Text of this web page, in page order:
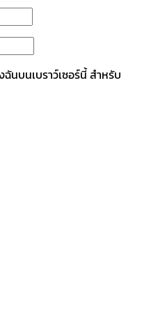
นบนเบราว์เซอร์นี้ สำหรับ